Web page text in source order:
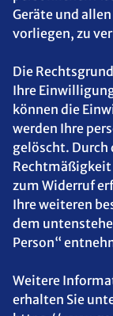
Geräte und
vorliegen, zu
Die
Ihre
können die
werden Ihre
gelöscht.
zum Widerruf
Ihre weiteren
dem
Person“
Weitere
erhalten Sie